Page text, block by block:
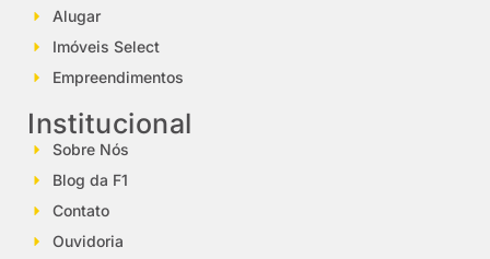
Alugar
Imóveis Select
Empreendimentos
Institucional
Sobre Nós
Blog da F1
Contato
Ouvidoria